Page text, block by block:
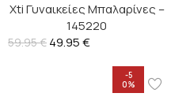
Xti Γυναικείες Μπαλαρίνες –
145220
59.95€ 49.95€
-5
0%